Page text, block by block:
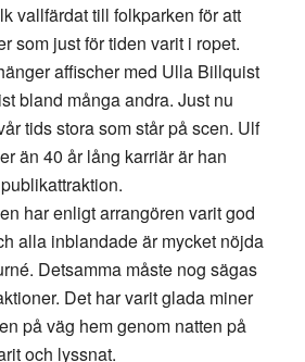
vallfärdat till folkparken för att
som just för tiden varit i ropet.
affischer med Ulla Billquist
bland många andra. Just nu
tids stora som står på scen. Ulf
än 40 år lång karriär är han
har enligt arrangören varit god
alla inblandade är mycket nöjda
Detsamma måste nog sägas
Det har varit glada miner
på väg hem genom natten på
och lyssnat.